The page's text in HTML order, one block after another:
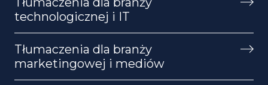
technologicznej i IT
Tłumaczenia dla branży
marketingowej i mediów